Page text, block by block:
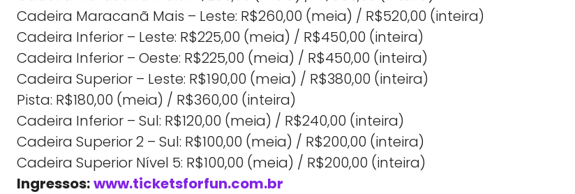
Cadeira Maracanã Mais – Leste: R$260,00 (meia) / R$520,00 (inteira)
Cadeira Inferior – Leste: R$225,00 (meia) / R$450,00 (inteira)
Cadeira Inferior – Oeste: R$225,00 (meia) / R$450,00 (inteira)
Cadeira Superior – Leste: R$190,00 (meia) / R$380,00 (inteira)
Pista: R$180,00 (meia) / R$360,00 (inteira)
Cadeira Inferior – Sul: R$120,00 (meia) / R$240,00 (inteira)
Cadeira Superior 2 – Sul: R$100,00 (meia) / R$200,00 (inteira)
Cadeira Superior Nível 5: R$100,00 (meia) / R$200,00 (inteira)
Ingressos:www.ticketsforfun.com.br